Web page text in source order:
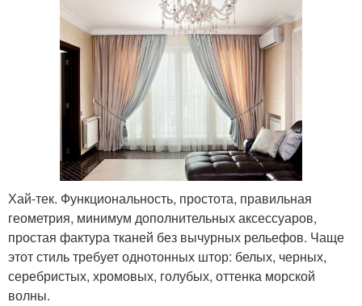
Хай-тек. Функциональность, простота, правильная
геометрия, минимум дополнительных аксессуаров,
простая фактура тканей без вычурных рельефов. Чаще
этот стиль требует однотонных штор: белых, черных,
серебристых, хромовых, голубых, оттенка морской
волны.